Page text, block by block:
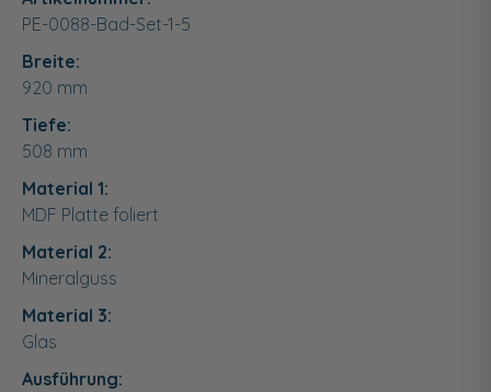
PE-0088-Bad-Set-1-5
Breite:
920 mm
Tiefe:
508 mm
Material 1:
MDF Platte foliert
Material 2:
Mineralguss
Material 3:
Glas
Ausführung: